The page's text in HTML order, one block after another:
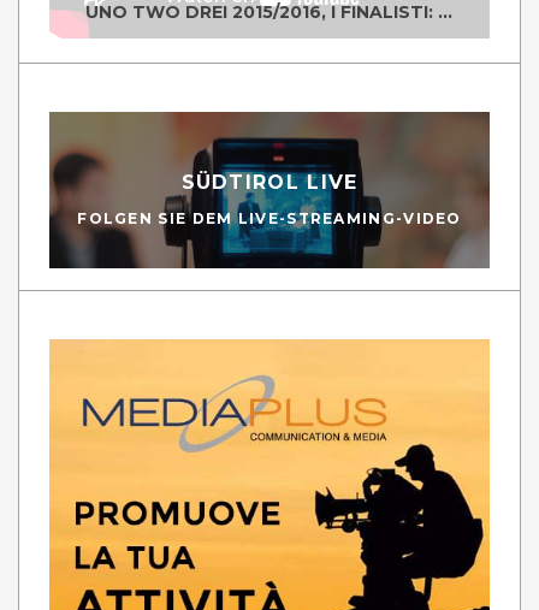
UNO TWO DREI 2015/2016, I FINALISTI: CLASSE IV ALS ISTITUTO "DEGASPERI" BORGO VALSUGANA
SÜDTIROL LIVE
FOLGEN SIE DEM LIVE-STREAMING-VIDEO